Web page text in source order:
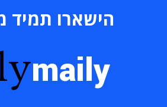
הישארו תמיד
maily